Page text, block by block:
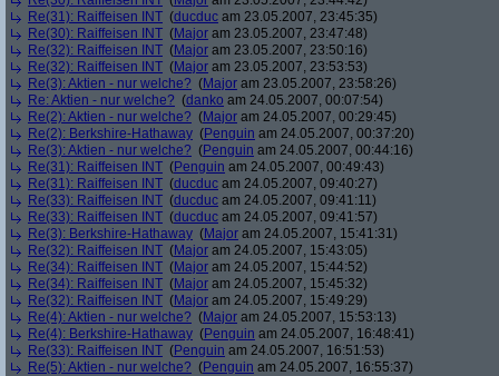
Re(31): Raiffeisen INT (ducduc am 23.05.2007, 23:45:35)
Re(30): Raiffeisen INT (Major am 23.05.2007, 23:47:48)
Re(32): Raiffeisen INT (Major am 23.05.2007, 23:50:16)
Re(32): Raiffeisen INT (Major am 23.05.2007, 23:53:53)
Re(3): Aktien - nur welche? (Major am 23.05.2007, 23:58:26)
Re: Aktien - nur welche? (danko am 24.05.2007, 00:07:54)
Re(2): Aktien - nur welche? (Major am 24.05.2007, 00:29:45)
Re(2): Berkshire-Hathaway (Penguin am 24.05.2007, 00:37:20)
Re(3): Aktien - nur welche? (Penguin am 24.05.2007, 00:44:16)
Re(31): Raiffeisen INT (Penguin am 24.05.2007, 00:49:43)
Re(31): Raiffeisen INT (ducduc am 24.05.2007, 09:40:27)
Re(33): Raiffeisen INT (ducduc am 24.05.2007, 09:41:11)
Re(33): Raiffeisen INT (ducduc am 24.05.2007, 09:41:57)
Re(3): Berkshire-Hathaway (Major am 24.05.2007, 15:41:31)
Re(32): Raiffeisen INT (Major am 24.05.2007, 15:43:05)
Re(34): Raiffeisen INT (Major am 24.05.2007, 15:44:52)
Re(34): Raiffeisen INT (Major am 24.05.2007, 15:45:32)
Re(32): Raiffeisen INT (Major am 24.05.2007, 15:49:29)
Re(4): Aktien - nur welche? (Major am 24.05.2007, 15:53:13)
Re(4): Berkshire-Hathaway (Penguin am 24.05.2007, 16:48:41)
Re(33): Raiffeisen INT (Penguin am 24.05.2007, 16:51:53)
Re(5): Aktien - nur welche? (Penguin am 24.05.2007, 16:55:37)